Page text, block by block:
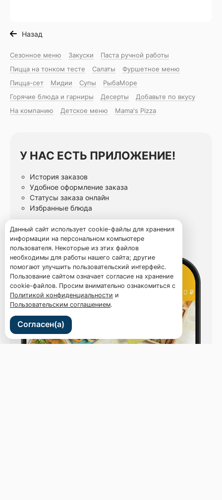
Назад
Сезонное меню Закуски
Паста ручной работы
Пицца на тонком тесте
Салаты
Фуршетное меню
Пицца-сет
Мидии Супы
РыбаМоре
Горячие блюда и гарниры
Десерты
Добавьте по вкусу
На компанию
Детское меню Mama's Pizza
У НАС ЕСТЬ ПРИЛОЖЕНИЕ!
История заказов
Удобное оформление заказа
Статусы заказа онлайн
Избранные блюда
Данный сайт использует cookie-файлы для хранения
информации на персональном компьютере
пользователя. Некоторые из этих файлов
необходимы для работы нашего сайта; другие
помогают улучшить пользовательский интерфейс.
Пользование сайтом означает согласие на хранение
cookie-файлов. Просим внимательно ознакомиться с
Политикой конфиденциальности и
Пользовательским соглашением.
Согласен(а)